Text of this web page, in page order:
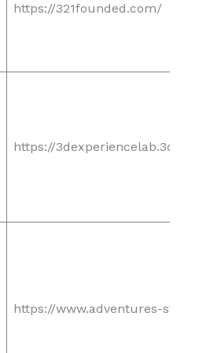
https://321founded.com/
https://3dexperiencelab.3ds.com/
https://www.adventures-